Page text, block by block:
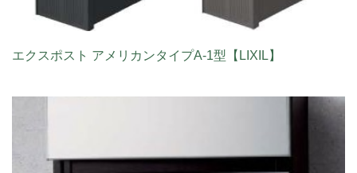
エクスポスト アメリカンタイプA-1型【LIXIL】